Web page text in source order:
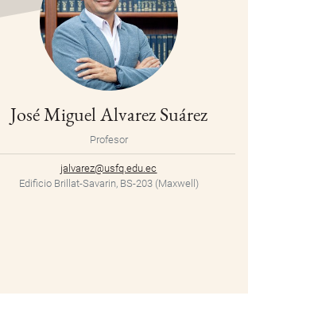
José Miguel Alvarez Suárez
Profesor
jalvarez@usfq.edu.ec
Edificio Brillat-Savarin, BS-203 (Maxwell)